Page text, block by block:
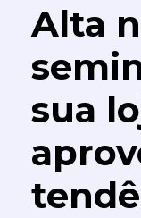
Alta
sua